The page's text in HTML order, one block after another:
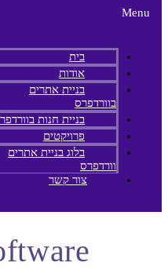
Menu
בית
אודות
בניית אתרים
בוורדפרס
בניית חנות
פרויקטים
בלוג בניית אתרים
וורדפרס
צור קשר